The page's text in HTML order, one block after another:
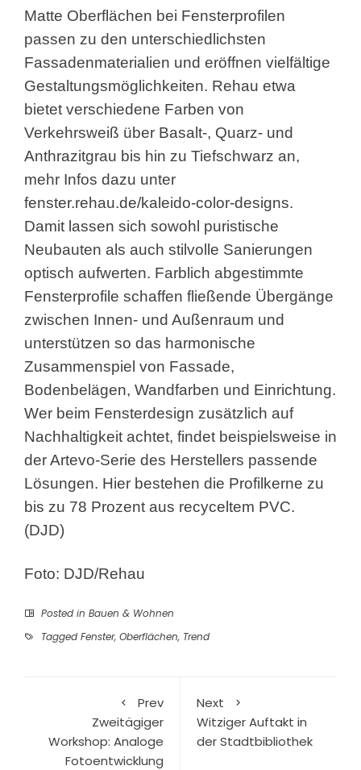
Matte Oberflächen bei Fensterprofilen
passen zu den unterschiedlichsten
Fassadenmaterialien und eröffnen vielfältige
Gestaltungsmöglichkeiten. Rehau etwa
bietet verschiedene Farben von
Verkehrsweiß über Basalt-, Quarz- und
Anthrazitgrau bis hin zu Tiefschwarz an,
mehr Infos dazu unter
fenster.rehau.de/kaleido-color-designs.
Damit lassen sich sowohl puristische
Neubauten als auch stilvolle Sanierungen
optisch aufwerten. Farblich abgestimmte
Fensterprofile schaffen fließende Übergänge
zwischen Innen- und Außenraum und
unterstützen so das harmonische
Zusammenspiel von Fassade,
Bodenbelägen, Wandfarben und Einrichtung.
Wer beim Fensterdesign zusätzlich auf
Nachhaltigkeit achtet, findet beispielsweise in
der Artevo-Serie des Herstellers passende
Lösungen. Hier bestehen die Profilkerne zu
bis zu 78 Prozent aus recyceltem PVC.
(DJD)
Foto: DJD/Rehau
Posted in Bauen & Wohnen
Tagged Fenster, Oberflächen, Trend
Prev
Zweitägiger
Workshop: Analoge
Fotoentwicklung
Next
Witziger Auftakt in
der Stadtbibliothek